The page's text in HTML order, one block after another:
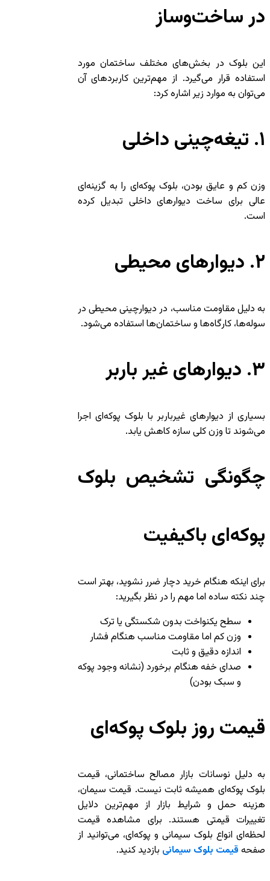
در ساخت‌وساز
این بلوک در بخش‌های مختلف ساختمان مورد
استفاده قرار می‌گیرد. از مهم‌ترین کاربردهای آن
می‌توان به موارد زیر اشاره کرد:
۱. تیغه‌چینی داخلی
وزن کم و عایق بودن، بلوک پوکه‌ای را به گزینه‌ای
عالی برای ساخت دیوارهای داخلی تبدیل کرده
است.
۲. دیوارهای محیطی
به دلیل مقاومت مناسب، در دیوارچینی محیطی در
سوله‌ها، کارگاه‌ها و ساختمان‌ها استفاده می‌شود.
۳. دیوارهای غیر باربر
بسیاری از دیوارهای غیرباربر با بلوک پوکه‌ای اجرا
می‌شوند تا وزن کلی سازه کاهش یابد.
چگونگی تشخیص بلوک
پوکه‌ای باکیفیت
برای اینکه هنگام خرید دچار ضرر نشوید، بهتر است
چند نکته ساده اما مهم را در نظر بگیرید:
سطح یکنواخت بدون شکستگی یا ترک
وزن کم اما مقاومت مناسب هنگام فشار
اندازه دقیق و ثابت
صدای خفه هنگام برخورد (نشانه وجود پوکه
و سبک بودن)
قیمت روز بلوک پوکه‌ای
به دلیل نوسانات بازار مصالح ساختمانی، قیمت
بلوک پوکه‌ای همیشه ثابت نیست. قیمت سیمان،
هزینه حمل و شرایط بازار از مهم‌ترین دلایل
تغییرات قیمتی هستند. برای مشاهده قیمت
لحظه‌ای انواع بلوک سیمانی و پوکه‌ای، می‌توانید از
صفحهقیمت بلوک سیمانیبازدید کنید.